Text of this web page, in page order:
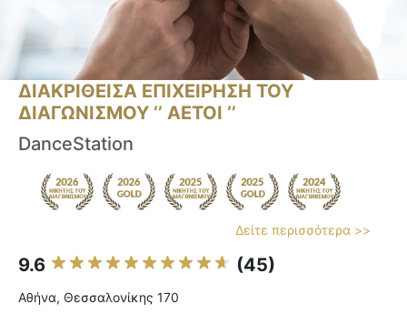
ΔΙΑΚΡΙΘΕΙΣΑ ΕΠΙΧΕΙΡΗΣΗ ΤΟΥ
ΔΙΑΓΩΝΙΣΜΟΥ ‘’ ΑΕΤΟΙ ‘’
DanceStation
Δείτε περισσότερα >>
9.6 (45)
Αθήνα, Θεσσαλονίκης 170